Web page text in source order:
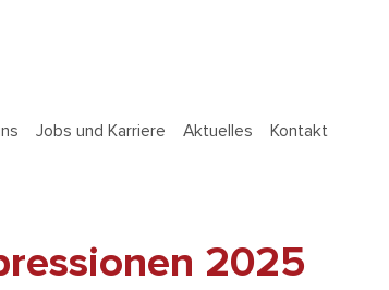
Jobs und Karriere Aktuelles Kontakt
2025